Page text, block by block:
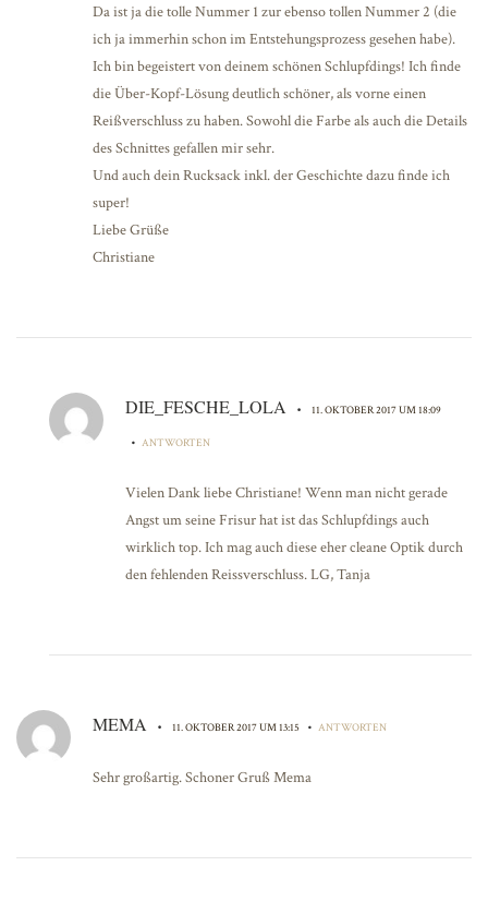
Da ist ja die tolle Nummer 1 zur ebenso tollen Nummer 2 (die
ich ja immerhin schon im Entstehungsprozess gesehen habe).
Ich bin begeistert von deinem schönen Schlupfdings! Ich finde
die Über-Kopf-Lösung deutlich schöner, als vorne einen
Reißverschluss zu haben. Sowohl die Farbe als auch die Details
des Schnittes gefallen mir sehr.
Und auch dein Rucksack inkl. der Geschichte dazu finde ich
super!
Liebe Grüße
Christiane
DIE_FESCHE_LOLA • 11. OKTOBER 2017 UM 18:09
• ANTWORTEN
Vielen Dank liebe Christiane! Wenn man nicht gerade
Angst um seine Frisur hat ist das Schlupfdings auch
wirklich top. Ich mag auch diese eher cleane Optik durch
den fehlenden Reissverschluss. LG, Tanja
MEMA • 11. OKTOBER 2017 UM 13:15 • ANTWORTEN
Sehr großartig. Schoner Gruß Mema